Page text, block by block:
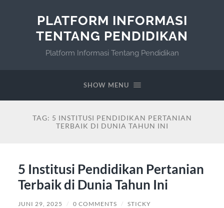
PLATFORM INFORMASI
TENTANG PENDIDIKAN
Platform Informasi Tentang Pendidikan
SHOW MENU
TAG: 5 INSTITUSI PENDIDIKAN PERTANIAN
TERBAIK DI DUNIA TAHUN INI
5 Institusi Pendidikan Pertanian
Terbaik di Dunia Tahun Ini
JUNI 29, 2025 / 0 COMMENTS / STICKY